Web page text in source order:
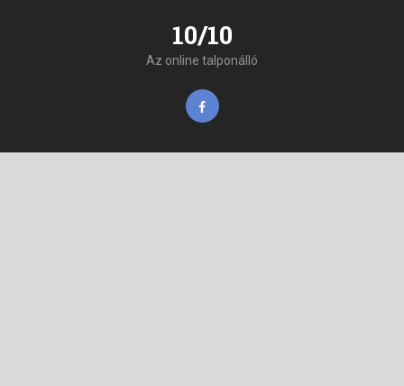
10/10
Az online talponálló